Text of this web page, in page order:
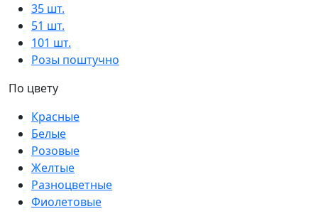
35 шт.
51 шт.
101 шт.
Розы поштучно
По цвету
Красные
Белые
Розовые
Желтые
Разноцветные
Фиолетовые